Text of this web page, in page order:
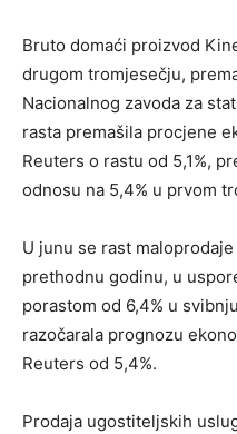
Bruto domaći proizvod
drugom tromjesečju,
Nacionalnog zavoda za
rasta premašila procjene
Reuters o rastu od 5,1%,
odnosu na 5,4% u prvom
U junu se rast
prethodnu godinu, u
porastom od 6,4% u
razočarala prognozu
Reuters od 5,4%.
Prodaja ugostiteljskih